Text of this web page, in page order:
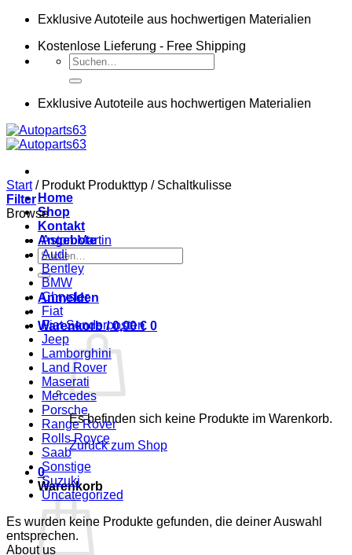
Zum
springen
Exklusive Autoteile aus hochwertigen Materialien
Kostenlose Lieferung - Free Shipping
Suchen
nach:
Exklusive Autoteile aus hochwertigen Materialien
Home
Shop
Kontakt
Angebote
Suchen
nach:
Anmelden
Warenkorb /0,00€ 0
Es befinden sich keine Produkte im Warenkorb.
Zurück zum Shop
0
Warenkorb
Start /Produkt Produkttyp /Schaltkulisse
Filter
Browse
Aston Martin
Audi
Bentley
BMW
Chrysler
Fiat
Fiat Sonderposten
Jeep
Lamborghini
Land Rover
Maserati
Mercedes
Porsche
Range Rover
Rolls Royce
Saab
Sonstige
Suzuki
Uncategorized
Es wurden keine Produkte gefunden, die deiner Auswahl
entsprechen.
About us